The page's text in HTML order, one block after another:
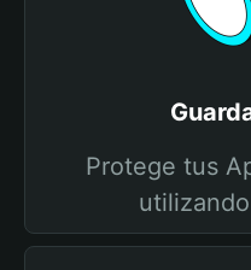
Protege tus